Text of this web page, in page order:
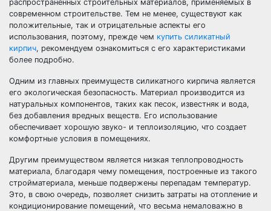
распространенных строительных материалов, применяемых в
современном строительстве. Тем не менее, существуют как
положительные, так и отрицательные аспекты его
использования, поэтому, прежде чем купить силикатный
кирпич, рекомендуем ознакомиться с его характеристиками
более подробно.
Одним из главных преимуществ силикатного кирпича является
его экологическая безопасность. Материал производится из
натуральных компонентов, таких как песок, известняк и вода,
без добавления вредных веществ. Его использование
обеспечивает хорошую звуко- и теплоизоляцию, что создает
комфортные условия в помещениях.
Другим преимуществом является низкая теплопроводность
материала, благодаря чему помещения, построенные из такого
стройматериала, меньше подвержены перепадам температур.
Это, в свою очередь, позволяет снизить затраты на отопление и
кондиционирование помещений, что весьма немаловажно в